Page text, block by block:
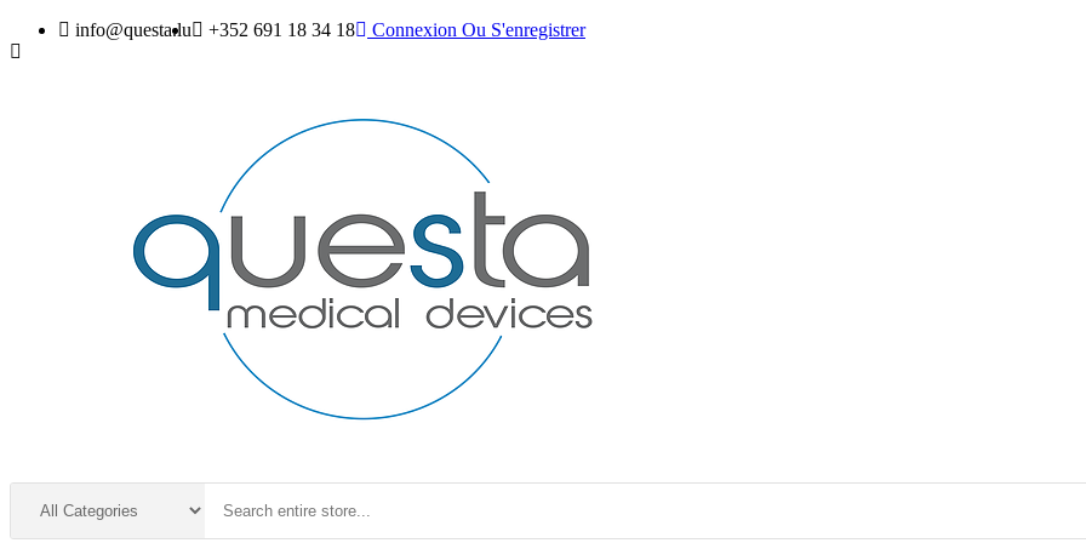
info@questa.lu +352 691 18 34 18 Connexion Ou S'enregistrer